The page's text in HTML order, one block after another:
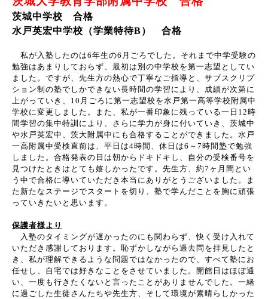
茨城中学校 合格
水戸英宏中学校（学業特待B） 合格
私が入塾したのは6年生の6 月ごろでした。それまで中学受験の
勉強はあまりしておらず、最初は別の中学校を第一志望としてい
ました。ですが、先生方の熱心で丁寧なご指導と、サブスクリプ
ション制の塾でしかできない長時間の学習により、成績が次第に
上がっていき、 10 月ごろに第一志望校を水戸第一高等学校附属中
学校に変更しました。また、私が一番印象に残っている一日 12時
間学習の集中特訓により、さらに学力が身に付いていき、茨城中
や水戸英宏中、茨大附属中にも合格することができました。水戸
一高附属中受検直前は、平日は4時間、休日は6 ～ 7時間塾で勉強
しました。合格発表の日は朝からドキドキし、自分の受検番号を
見つけたときはとても嬉しかったです。先生方、約7 ヶ月間とい
う中で合格に導いていただき本当にありがとうございました。ま
た新たなステージでスタートを切り、塾で学んだことを胸に頑張
っていきたいと思います。
保護者様より
入塾のタイミングが遅かったのにも関わらず、快く受け入れて
いただき感謝しております。恥ずかしながら過去問を拝見したと
き、私が理解できるような問題ではなかったので、すべて塾にお
任せし、自宅では好きなことをさせていました。開館日はほぼ通
い、一度も行きたくないと言ったことがありませんでした。一緒
に過ごした生徒さんたちや先生方、そして環境が素晴らしかった